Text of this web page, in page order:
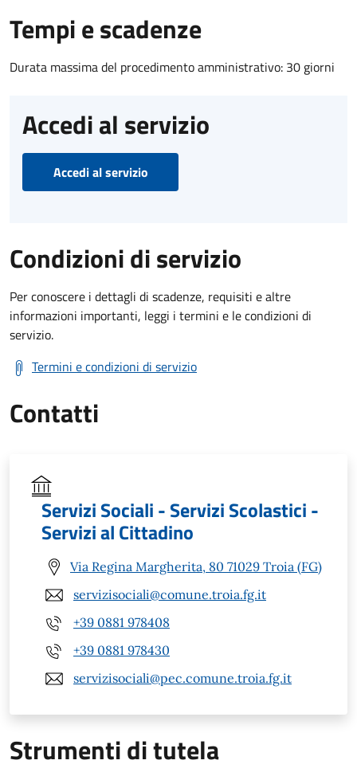
Tempi e scadenze
Durata massima del procedimento amministrativo: 30 giorni
Accedi al servizio
Accedi al servizio
Condizioni di servizio
Per conoscere i dettagli di scadenze, requisiti e altre
informazioni importanti, leggi i termini e le condizioni di
servizio.
Termini e condizioni di servizio
Contatti
Servizi Sociali - Servizi Scolastici -
Servizi al Cittadino
Via Regina Margherita, 80 71029 Troia (FG)
servizisociali@comune.troia.fg.it
+39 0881 978408
+39 0881 978430
servizisociali@pec.comune.troia.fg.it
Strumenti di tutela